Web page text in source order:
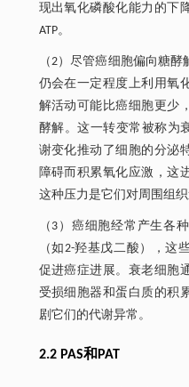
现出氧化磷酸化能力的下
ATP。
（2）尽管癌细胞偏向糖
仍会在一定程度上利用氧
解活动可能比癌细胞更少
酵解。这一转变常被称为
谢变化推动了细胞的分泌
障碍而积累氧化应激，这
这种压力是它们对周围组
（3）癌细胞经常产生各
（如2-羟基戊二酸），这
促进癌症进展。衰老细胞
受损细胞器和蛋白质的积
剧它们的代谢异常。
2.2 PAS和PAT